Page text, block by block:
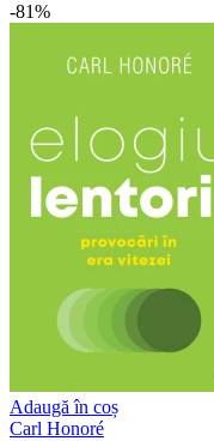
-81%
Adaugă în coș
Carl Honoré